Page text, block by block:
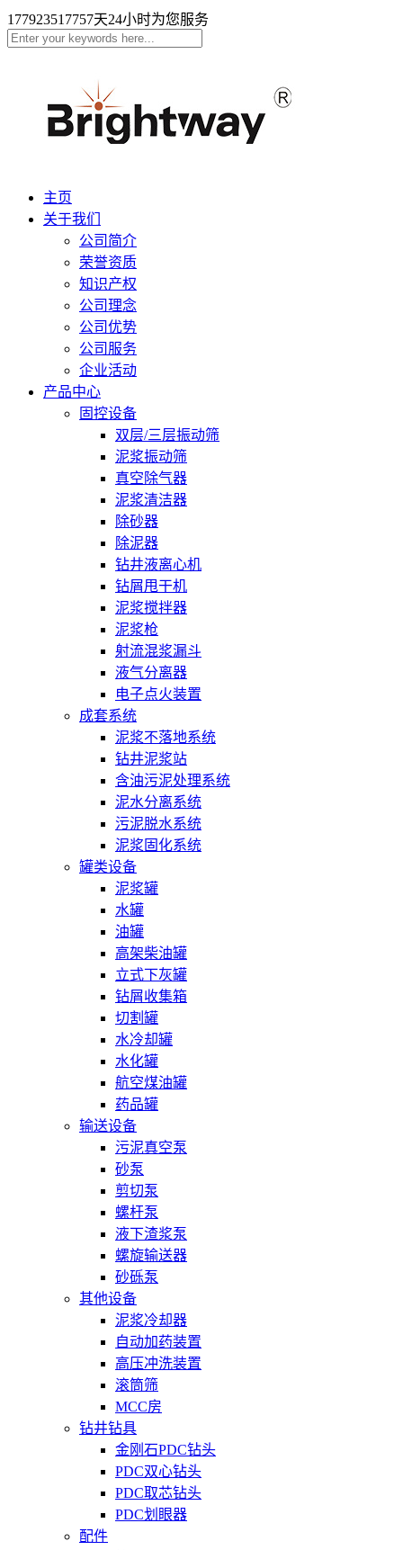
177923517757天24小时为您服务
主页
关于我们
公司简介
荣誉资质
知识产权
公司理念
公司优势
公司服务
企业活动
产品中心
固控设备
双层/三层振动筛
泥浆振动筛
真空除气器
泥浆清洁器
除砂器
除泥器
钻井液离心机
钻屑甩干机
泥浆搅拌器
泥浆枪
射流混浆漏斗
液气分离器
电子点火装置
成套系统
泥浆不落地系统
钻井泥浆站
含油污泥处理系统
泥水分离系统
污泥脱水系统
泥浆固化系统
罐类设备
泥浆罐
水罐
油罐
高架柴油罐
立式下灰罐
钻屑收集箱
切割罐
水冷却罐
水化罐
航空煤油罐
药品罐
输送设备
污泥真空泵
砂泵
剪切泵
螺杆泵
液下渣浆泵
螺旋输送器
砂砾泵
其他设备
泥浆冷却器
自动加药装置
高压冲洗装置
滚筒筛
MCC房
钻井钻具
金刚石PDC钻头
PDC双心钻头
PDC取芯钻头
PDC划眼器
配件